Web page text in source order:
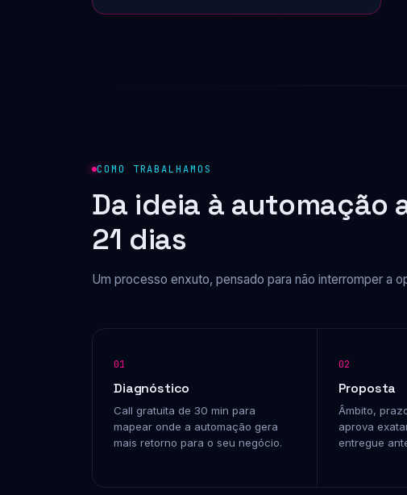
COMO TRABALHAMOS
Da ideia à automação
21 dias
Um processo enxuto, pensado para não interromper a
01
Diagnóstico
Call gratuita de 30 min para
mapear onde a automação gera
mais retorno para o seu negócio.
02
Proposta
Âmbito,
aprova
entregue